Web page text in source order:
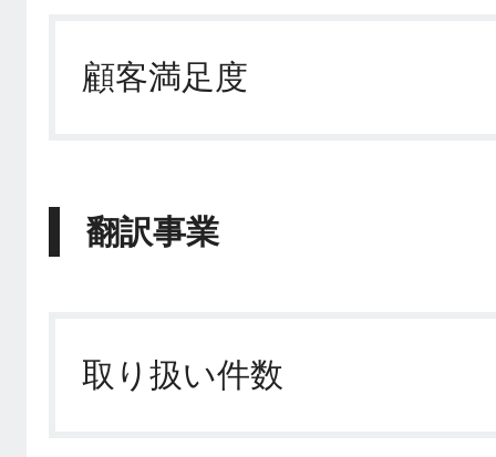
顧客満足度
翻訳事業
取り扱い件数